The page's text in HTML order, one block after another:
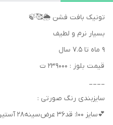
تونیک بافت فشن 🌦🥰🍃
بسیار نرم و لطیف
۹ ماه‌ تا ۷.۵ سال
قیمت بلوز : ۲۳۹۰۰۰ ت
____
سایزبندی رنگ صورتی :
💕سایز ۱۰۰: قد۳۶ عرض‌سینه۲۸ آستین از یقه۳۷